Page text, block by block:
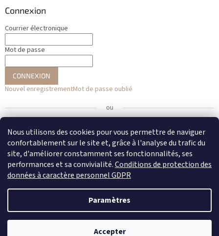
Nous utilisons des cookies pour vous permettre de naviguer
confortablement sur le site et, grâce à l'analyse du trafic du
site, d'améliorer constamment ses fonctionnalités, ses
performances et sa convivialité.Conditions de protection des
données à caractère personnel GDPR
Paramètres
Accepter
Connexion
Courrier électronique
Mot de passe
CONNEXION
Nouvel enregistrementMot de passe oublié
ou
Se connecter avec Facebook
Se connecter avec Google
Copyright 2026DENATO. Tous droits réservés.Modifier les
paramètres des cookies